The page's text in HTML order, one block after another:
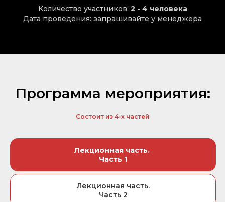
Количество участников: 2 - 4 человека
Дата проведения: запрашивайте у менеджера
Программа мероприятия:
Состоит из 4-х частей
Лекционная часть.
Часть 1
Лекционная часть.
Часть 2